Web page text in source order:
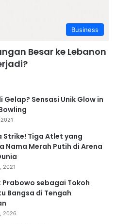
Business
Besar ke Lebanon
Gelap? Sensasi Unik Glow in
Strike! Tiga Atlet yang
Nama Merah Putih di Arena
2021
Prabowo sebagai Tokoh
Bangsa di Tengah
2026